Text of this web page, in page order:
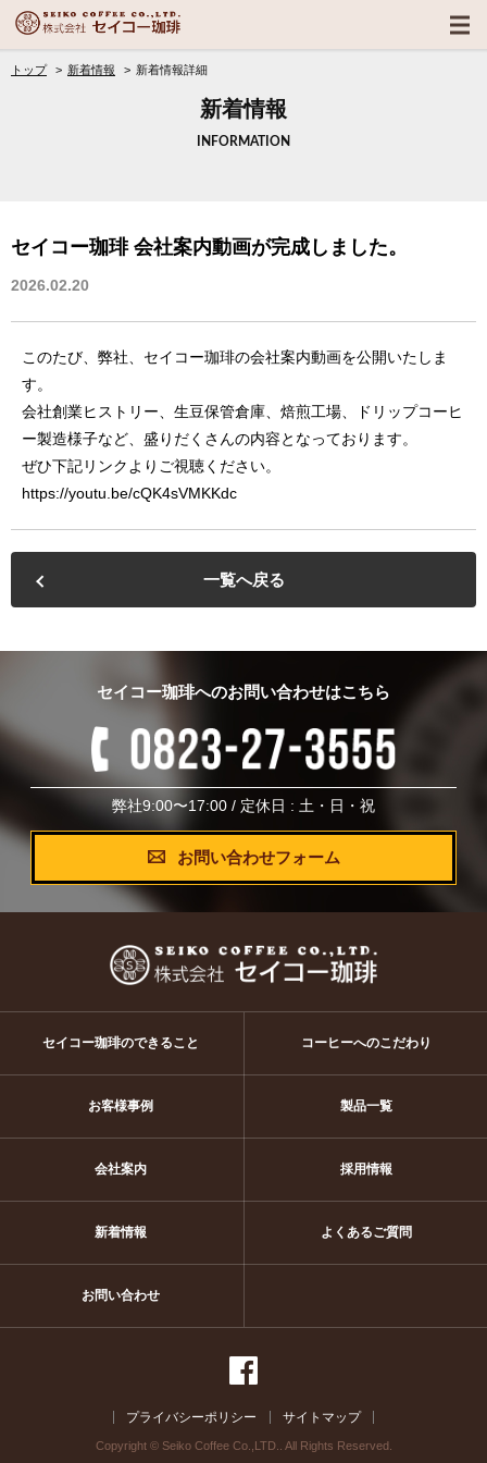
新着情報
INFORMATION
トップ 新着情報 新着情報詳細
セイコー珈琲 会社案内動画が完成しました。
2026.02.20
このたび、弊社、セイコー珈琲の会社案内動画を公開いたしま
す。
会社創業ヒストリー、生豆保管倉庫、焙煎工場、ドリップコーヒ
ー製造様子など、盛りだくさんの内容となっております。
ぜひ下記リンクよりご視聴ください。
https://youtu.be/cQK4sVMKKdc
一覧へ戻る
セイコー珈琲へのお問い合わせはこちら
弊社9:00〜17:00 / 定休日 : 土・日・祝
お問い合わせフォーム
セイコー珈琲のできること コーヒーへのこだわり
お客様事例 製品一覧
会社案内 採用情報
新着情報 よくあるご質問
お問い合わせ
プライバシーポリシー サイトマップ
Copyright © Seiko Coffee Co.,LTD.. All Rights Reserved.